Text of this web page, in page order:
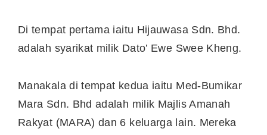
Di tempat pertama iaitu Hijauwasa Sdn. Bhd.
adalah syarikat milik Dato’ Ewe Swee Kheng.
Manakala di tempat kedua iaitu Med-Bumikar
Mara Sdn. Bhd adalah milik Majlis Amanah
Rakyat (MARA) dan 6 keluarga lain. Mereka